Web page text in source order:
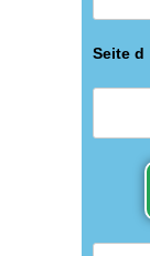
Seite d